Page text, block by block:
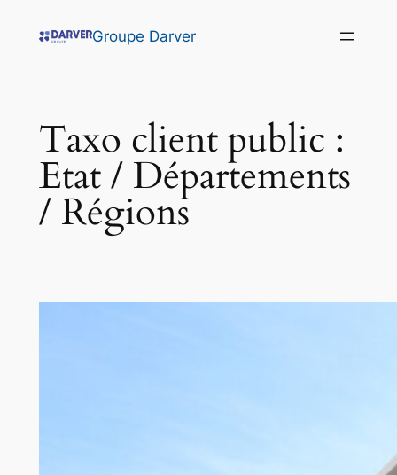
Groupe Darver
Taxo client public :
Etat / Départements
/ Régions